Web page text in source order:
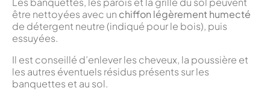
être nettoyées avec un chiffon légèrement humecté
de détergent neutre (indiqué pour le bois), puis
essuyées.
Il est conseillé d’enlever les cheveux, la poussière et
les autres éventuels résidus présents sur les
banquettes et au sol.